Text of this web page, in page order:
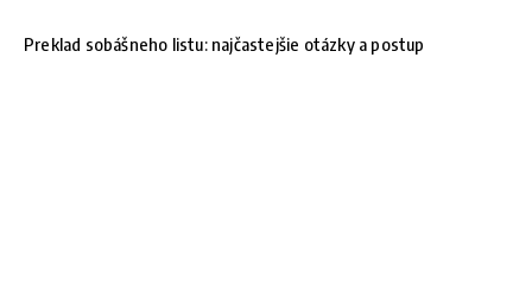
Preklad sobášneho listu: najčastejšie otázky a postup